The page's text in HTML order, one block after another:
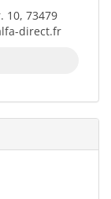
10, 73479
direct.fr